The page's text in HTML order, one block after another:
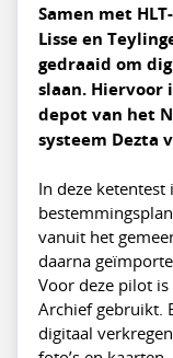
Samen met
Lisse en
gedraaid om
slaan. Hiervoor
depot van het
systeem Dezta
In deze ketentest
vanuit het
daarna
Voor deze pilot
Archief gebruikt.
digitaal